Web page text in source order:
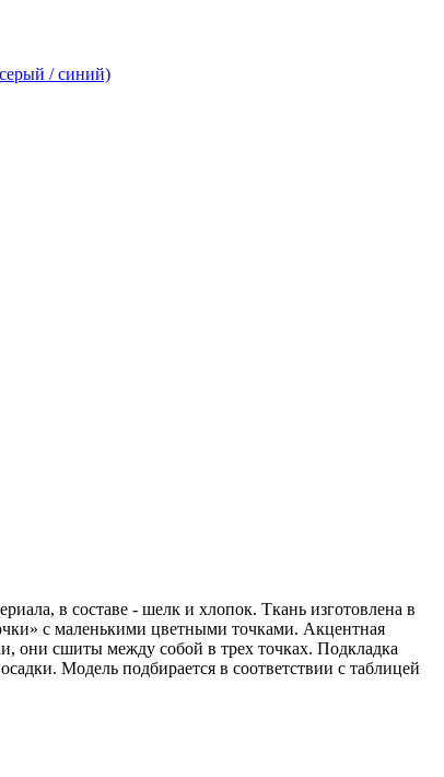
/ синий)
в составе - шелк и хлопок. Ткань изготовлена в
с маленькими цветными точками. Акцентная
они сшиты между собой в трех точках. Подкладка
Модель подбирается в соответствии с таблицей